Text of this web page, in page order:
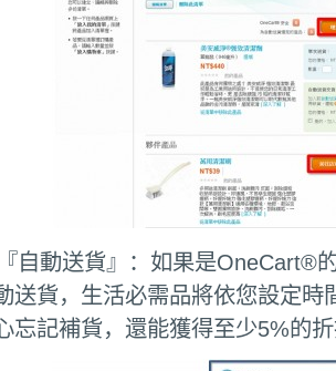
自動送貨』：如果是OneCart®
送貨，生活必需品將依您設定時
忘記補貨，還能獲得至少5%的